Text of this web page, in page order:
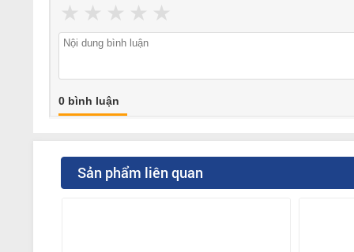
★
★
★
★
★
0 bình luận
Sản phẩm liên quan